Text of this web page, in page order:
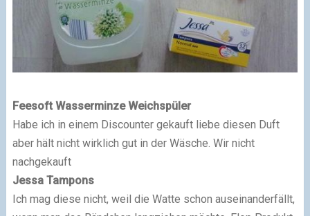
Feesoft Wasserminze Weichspüler
Habe ich in einem Discounter gekauft liebe diesen Duft
aber hält nicht wirklich gut in der Wäsche. Wir nicht
nachgekauft
Jessa Tampons
Ich mag diese nicht, weil die Watte schon auseinanderfällt,